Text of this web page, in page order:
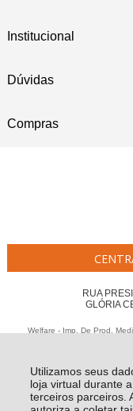
Utilizamos seus
loja virtual durante
terceiros parceiros.
Institucional
Dúvidas
Compras
RUA
GLÓRIA
Welfare - Imp. De Prod.